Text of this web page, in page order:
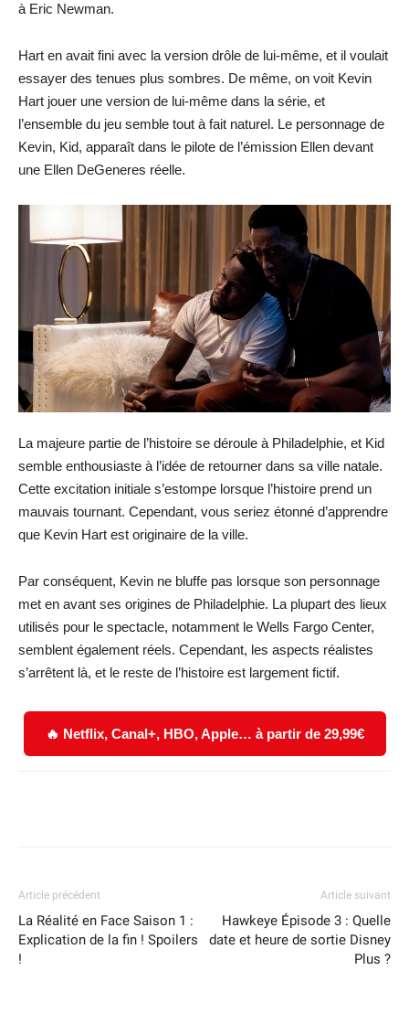
à Eric Newman.
Hart en avait fini avec la version drôle de lui-même, et il voulait
essayer des tenues plus sombres. De même, on voit Kevin
Hart jouer une version de lui-même dans la série, et
l’ensemble du jeu semble tout à fait naturel. Le personnage de
Kevin, Kid, apparaît dans le pilote de l’émission Ellen devant
une Ellen DeGeneres réelle.
La majeure partie de l’histoire se déroule à Philadelphie, et Kid
semble enthousiaste à l’idée de retourner dans sa ville natale.
Cette excitation initiale s’estompe lorsque l’histoire prend un
mauvais tournant. Cependant, vous seriez étonné d’apprendre
que Kevin Hart est originaire de la ville.
Par conséquent, Kevin ne bluffe pas lorsque son personnage
met en avant ses origines de Philadelphie. La plupart des lieux
utilisés pour le spectacle, notamment le Wells Fargo Center,
semblent également réels. Cependant, les aspects réalistes
s’arrêtent là, et le reste de l’histoire est largement fictif.
🔥 Netflix, Canal+, HBO, Apple… à partir de 29,99€
Article précédent
La Réalité en Face Saison 1 :
Explication de la fin ! Spoilers
!
Article suivant
Hawkeye Épisode 3 : Quelle
date et heure de sortie Disney
Plus ?